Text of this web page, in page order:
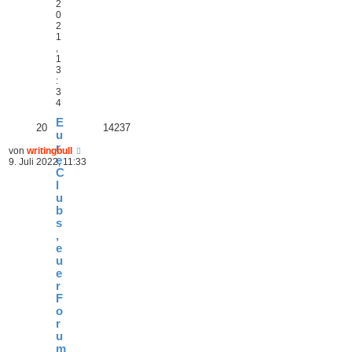
2
0
2
1
1
3
:
3
4
E
u
r
e
C
u
b
s
,
e
u
e
r
F
o
r
u
m
20 14237
von writingbull
9. Juli 2022, 11:33